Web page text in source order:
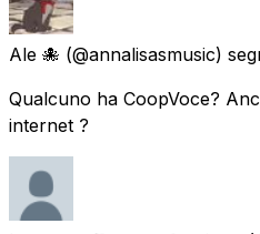
Ale 🐙 (@annalisasmusic)
Qualcuno ha CoopVoce?
internet ?